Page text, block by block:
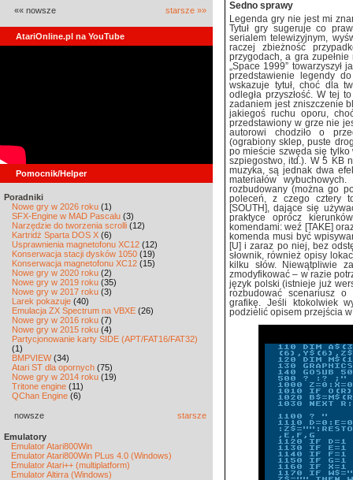
«« nowsze starsze »»
AtariOnline.pl na YouTube
Pomocnik/Helper
Poradniki
Nowe gry w 2026 roku (1)
SFX-Engine w MAD Pascalu (3)
Narzędzie do tworzenia scrolli (12)
Kartridż Sparta DOS X (6)
Usprawnienia magnetofonu XC12 (12)
Konserwacja stacji dysków 1050 (19)
Konserwacja magnetofonu XC12 (15)
Nowe gry w 2020 roku (2)
Nowe gry w 2019 roku (35)
Nowe gry w 2017 roku (3)
Larek pokazuje (40)
Emulacja ZX Spectrum na VBXE (26)
Nowe gry w 2016 roku (7)
Nowe gry w 2015 roku (4)
Partycjonowanie karty SIDE (APT/FAT16/FAT32)
(1)
BMPVIEW(34)
Atari ST dla opornych (75)
Nowe gry w 2014 roku (19)
Tritone engine (11)
QChan Engine (6)
nowsze starsze
Emulatory
Emulator Atari800Win
Emulator Atari800Win PLus 4.0 (Windows)
Emulator Atari++ (multiplatform)
Emulator Altirra (Windows)
Sedno sprawy
Legenda gry nie jest mi
Tytuł gry sugeruje co
serialem telewizyjnym,
raczej zbieżność
przygodach, a gra
„Space 1999”
przedstawienie legendy
wskazuje tytuł, choć dla
odległa przyszłość. W tej
zadaniem jest zniszczenie
jakiegoś ruchu oporu,
przedstawiony w grze nie
autorowi chodziło o
(ograbiony sklep, puste
po mieście szwęda się tylko
szpiegostwo, itd.). W 5 KB
muzyka, są jednak dwa
materiałów
rozbudowany (można go
poleceń, z czego cztery
[SOUTH], dające się
praktyce oprócz
komendami: weź [TAKE]
komenda musi być
[U] i zaraz po niej, bez
słownik, również opisy
kilku słów. Niewątpliwie
zmodyfikować – w razie
język polski (istnieje już
rozbudować scenariusz
grafikę. Jeśli ktokolwiek
podzielić opisem przejścia